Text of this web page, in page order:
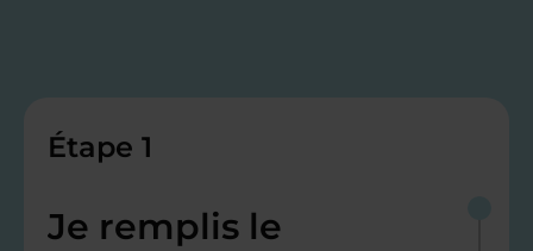
Étape 1
Je remplis le